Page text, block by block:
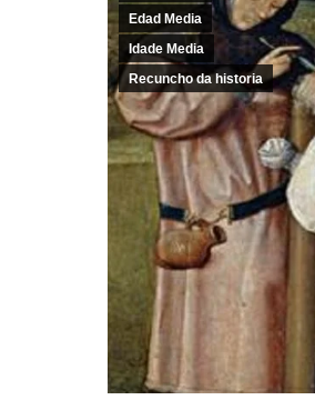
Edad Media
Idade Media
Recuncho da historia